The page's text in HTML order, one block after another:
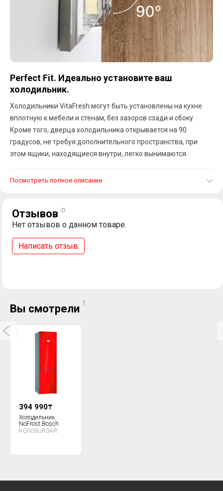
Perfect Fit. Идеально установите ваш
холодильник.
Холодильники VitaFresh могут быть установлены на кухне
вплотную к мебели и стенам, без зазоров сзади и сбоку.
Кроме того, дверца холодильника открывается на 90
градусов, не требуя дополнительного пространства, при
этом ящики, находящиеся внутри, легко вынимаются.
Посмотреть полное описание
Отзывов 0
Нет отзывов о данном товаре.
Написать отзыв
Вы смотрели 1
394 990₸
Холодильник
NoFrost Bosch
KGN39JR3AR